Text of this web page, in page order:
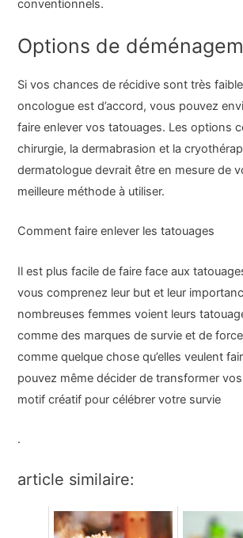
conventionnels.
Options de
Si vos chances de récidive sont très
oncologue est d’accord, vous pouvez
faire enlever vos tatouages. Les options
chirurgie, la dermabrasion et la
dermatologue devrait être en mesure de
meilleure méthode à utiliser.
Comment faire enlever les tatouages
Il est plus facile de faire face aux
vous comprenez leur but et leur
nombreuses femmes voient leurs
comme des marques de survie et de
comme quelque chose qu’elles veulent
pouvez même décider de transformer
motif créatif pour célébrer votre survie
.
article similaire: